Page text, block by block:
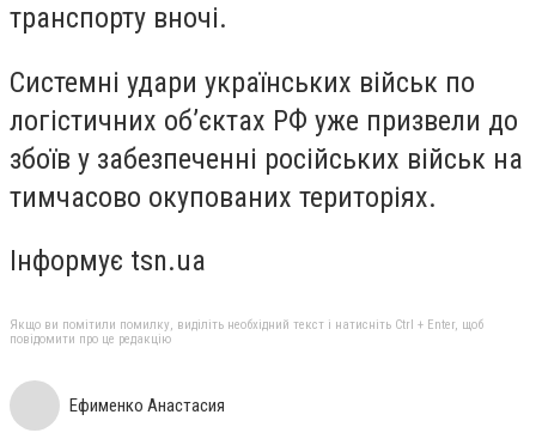
транспорту вночі.
Системні удари українських військ по
логістичних об’єктах РФ уже призвели до
збоїв у забезпеченні російських військ на
тимчасово окупованих територіях.
Інформує tsn.ua
Якщо ви помітили помилку, виділіть необхідний текст і натисніть Ctrl + Enter, щоб
повідомити про це редакцію
Ефименко Анастасия